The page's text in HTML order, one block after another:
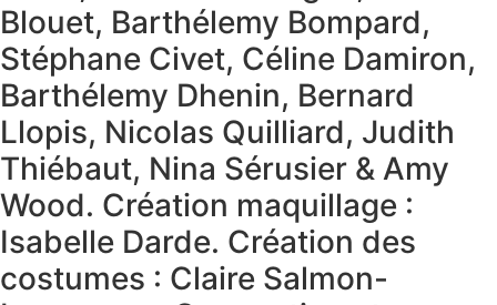
Blouet, Barthélemy Bompard,
Stéphane Civet, Céline Damiron,
Barthélemy Dhenin, Bernard
Llopis, Nicolas Quilliard, Judith
Thiébaut, Nina Sérusier & Amy
Wood. Création maquillage :
Isabelle Darde. Création des
costumes : Claire Salmon-